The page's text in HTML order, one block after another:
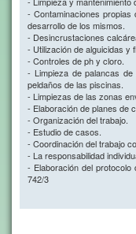
- Contaminaciones
desarrollo de los mismos.
- Desincrustaciones
- Utilización de alguicidas y
- Controles de ph y cloro.
- Limpieza de palancas
peldaños de las piscinas.
- Limpiezas de las zonas
- Elaboración de planes de
- Organización del trabajo.
- Estudio de casos.
- Coordinación del trabajo
- La responsabilidad
- Elaboración del
742/3